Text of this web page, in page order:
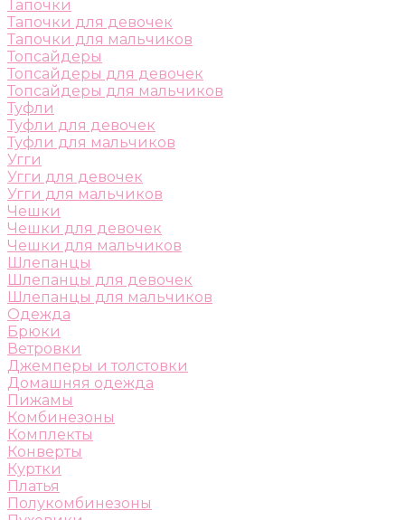
Тапочки
Тапочки для девочек
Тапочки для мальчиков
Топсайдеры
Топсайдеры для девочек
Топсайдеры для мальчиков
Туфли
Туфли для девочек
Туфли для мальчиков
Угги
Угги для девочек
Угги для мальчиков
Чешки
Чешки для девочек
Чешки для мальчиков
Шлепанцы
Шлепанцы для девочек
Шлепанцы для мальчиков
Одежда
Брюки
Ветровки
Джемперы и толстовки
Домашняя одежда
Пижамы
Комбинезоны
Комплекты
Конверты
Куртки
Платья
Полукомбинезоны